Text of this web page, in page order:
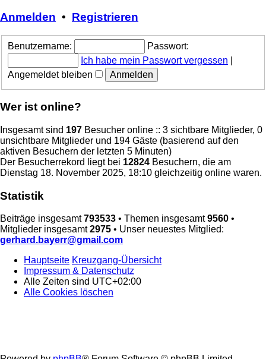
Anmelden • Registrieren
Benutzername:
Passwort:
Ich habe mein Passwort vergessen
Angemeldet bleiben
Wer ist online?
Insgesamt sind 197 Besucher online :: 3 sichtbare Mitglieder, 0
unsichtbare Mitglieder und 194 Gäste (basierend auf den
aktiven Besuchern der letzten 5 Minuten)
Der Besucherrekord liegt bei 12824 Besuchern, die am
Dienstag 18. November 2025, 18:10 gleichzeitig online waren.
Statistik
Beiträge insgesamt793533 • Themen insgesamt9560 •
Mitglieder insgesamt2975 • Unser neuestes Mitglied:
gerhard.bayerr@gmail.com
Hauptseite Kreuzgang-Übersicht
Impressum & Datenschutz
Alle Zeiten sind UTC+02:00
Alle Cookies löschen